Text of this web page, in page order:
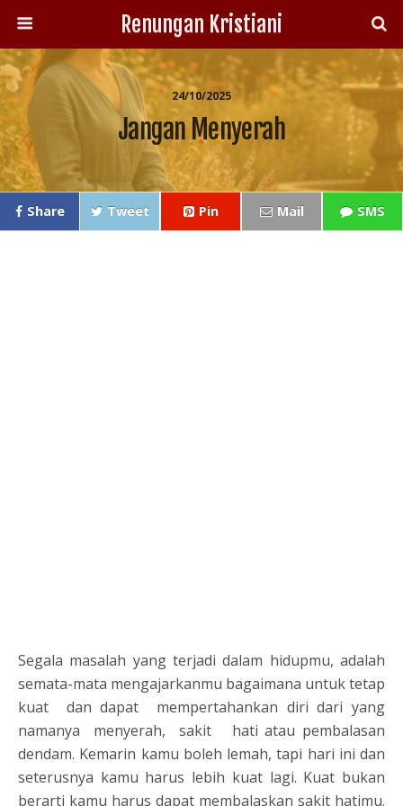
Renungan Kristiani
24/10/2025
Jangan Menyerah
Share Tweet Pin Mail SMS
Segala masalah yang terjadi dalam hidupmu, adalah
semata-mata mengajarkanmu bagaimana untuk tetap
kuat dan dapat mempertahankan diri dari yang
namanya menyerah, sakit hati atau pembalasan
dendam. Kemarin kamu boleh lemah, tapi hari ini dan
seterusnya kamu harus lebih kuat lagi. Kuat bukan
berarti kamu harus dapat membalaskan sakit hatimu.